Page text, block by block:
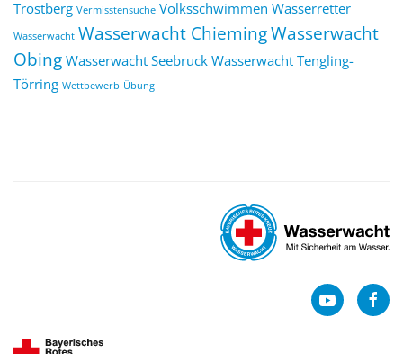
Trostberg Vermisstensuche Volksschwimmen Wasserretter
Wasserwacht Wasserwacht ChiemingWasserwacht
ObingWasserwacht SeebruckWasserwacht Tengling-
Törring Wettbewerb Übung